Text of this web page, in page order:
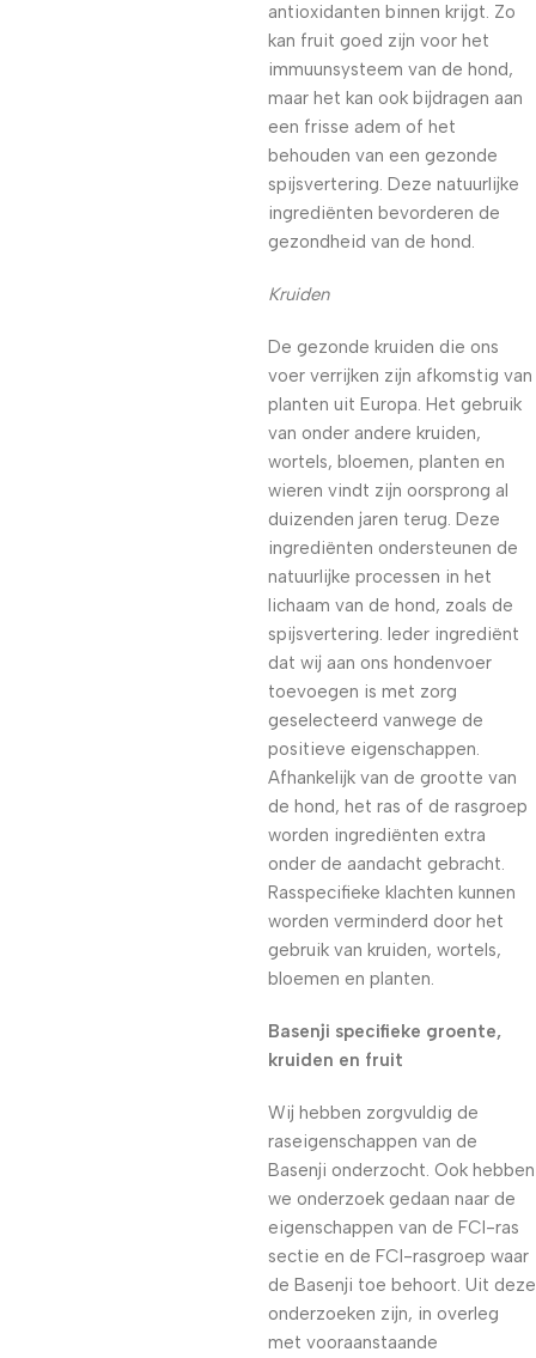
antioxidanten binnen krijgt. Zo
kan fruit goed zijn voor het
immuunsysteem van de hond,
maar het kan ook bijdragen aan
een frisse adem of het
behouden van een gezonde
spijsvertering. Deze natuurlijke
ingrediënten bevorderen de
gezondheid van de hond.
Kruiden
De gezonde kruiden die ons
voer verrijken zijn afkomstig van
planten uit Europa. Het gebruik
van onder andere kruiden,
wortels, bloemen, planten en
wieren vindt zijn oorsprong al
duizenden jaren terug. Deze
ingrediënten ondersteunen de
natuurlijke processen in het
lichaam van de hond, zoals de
spijsvertering. Ieder ingrediënt
dat wij aan ons hondenvoer
toevoegen is met zorg
geselecteerd vanwege de
positieve eigenschappen.
Afhankelijk van de grootte van
de hond, het ras of de rasgroep
worden ingrediënten extra
onder de aandacht gebracht.
Rasspecifieke klachten kunnen
worden verminderd door het
gebruik van kruiden, wortels,
bloemen en planten.
Basenji specifieke groente,
kruiden en fruit
Wij hebben zorgvuldig de
raseigenschappen van de
Basenji onderzocht. Ook hebben
we onderzoek gedaan naar de
eigenschappen van de FCI-ras
sectie en de FCI-rasgroep waar
de Basenji toe behoort. Uit deze
onderzoeken zijn, in overleg
met vooraanstaande